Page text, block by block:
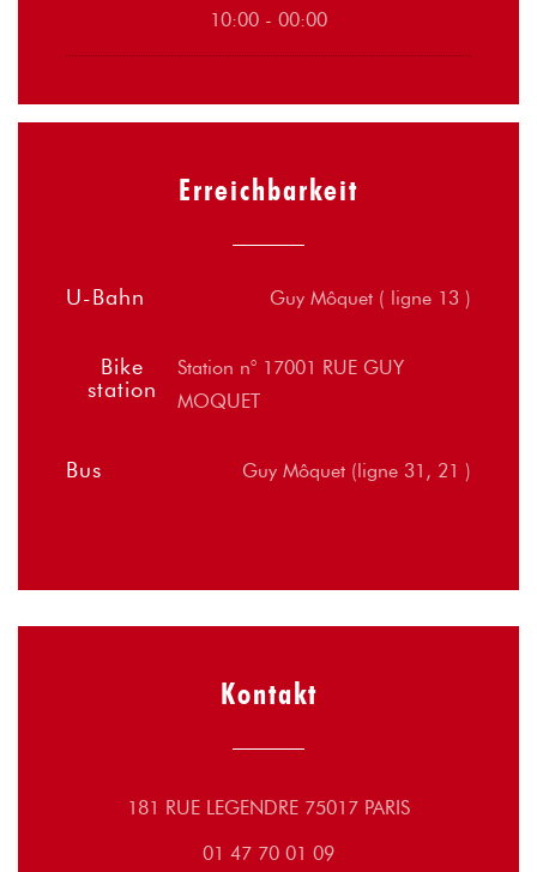
10:00 - 00:00
Erreichbarkeit
U-Bahn Guy Môquet ( ligne 13 )
Bike
station
Station n° 17001 RUE GUY
MOQUET
Bus Guy Môquet (ligne 31, 21 )
Kontakt
181 RUE LEGENDRE 75017 PARIS((öffnet ein
01 47 70 01 09